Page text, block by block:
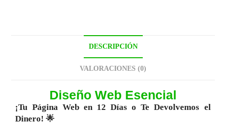
DESCRIPCIÓN
VALORACIONES (0)
DescripciónDiseño Web Esencial
¡Tu Página Web en 12 Días o Te Devolvemos el
Dinero! 🌟